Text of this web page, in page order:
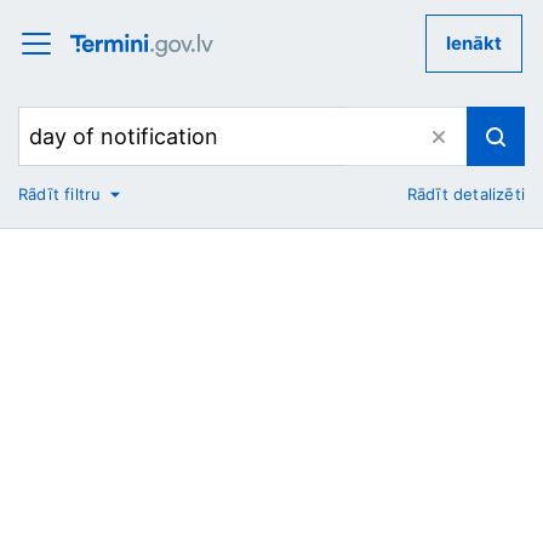
Ienākt
No
Rādīt filtru Rādīt detalizēti